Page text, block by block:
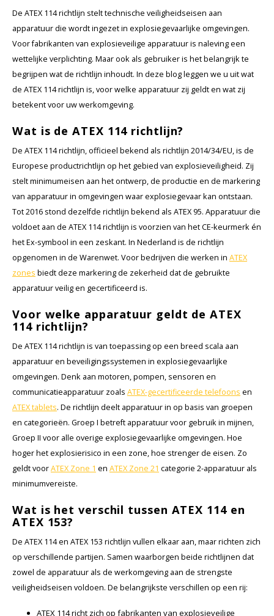
Cygnus
Getac
i.safe MOBILE
Jenson
KSE-lights
Nokia
Panasonic
Peli
Pelco
Pepperl + Fuchs
RealWear
Ruggear
Samsung
Accessoires & onderdelen
ATEX Werkverlichting
ATEX Fietsverlichting
Accessoires & onderdelen
Batterijen
De ATEX 114 richtlijn stelt technische veiligheidseisen aan
apparatuur die wordt ingezet in explosiegevaarlijke omgevingen.
Voor fabrikanten van explosieveilige apparatuur is naleving een
wettelijke verplichting. Maar ook als gebruiker is het belangrijk te
begrijpen wat de richtlijn inhoudt. In deze blog leggen we u uit wat
de ATEX 114 richtlijn is, voor welke apparatuur zij geldt en wat zij
betekent voor uw werkomgeving.
Wat is de ATEX 114 richtlijn?
De ATEX 114 richtlijn, officieel bekend als richtlijn 2014/34/EU, is de
Europese productrichtlijn op het gebied van explosieveiligheid. Zij
stelt minimumeisen aan het ontwerp, de productie en de markering
van apparatuur in omgevingen waar explosiegevaar kan ontstaan.
Tot 2016 stond dezelfde richtlijn bekend als ATEX 95. Apparatuur die
voldoet aan de ATEX 114 richtlijn is voorzien van het CE-keurmerk én
het Ex-symbool in een zeskant. In Nederland is de richtlijn
opgenomen in de Warenwet. Voor bedrijven die werken in ATEX
zones biedt deze markering de zekerheid dat de gebruikte
apparatuur veilig en gecertificeerd is.
Voor welke apparatuur geldt de ATEX
114 richtlijn?
De ATEX 114 richtlijn is van toepassing op een breed scala aan
apparatuur en beveiligingssystemen in explosiegevaarlijke
omgevingen. Denk aan motoren, pompen, sensoren en
communicatieapparatuur zoals ATEX-gecertificeerde telefoons en
ATEX tablets. De richtlijn deelt apparatuur in op basis van groepen
en categorieën. Groep I betreft apparatuur voor gebruik in mijnen,
Groep II voor alle overige explosiegevaarlijke omgevingen. Hoe
hoger het explosierisico in een zone, hoe strenger de eisen. Zo
geldt voorATEX Zone 1 en ATEX Zone 21 categorie 2-apparatuur als
minimumvereiste.
Wat is het verschil tussen ATEX 114 en
ATEX 153?
De ATEX 114 en ATEX 153 richtlijn vullen elkaar aan, maar richten zich
op verschillende partijen. Samen waarborgen beide richtlijnen dat
zowel de apparatuur als de werkomgeving aan de strengste
veiligheidseisen voldoen. De belangrijkste verschillen op een rij:
ATEX 114 richt zich op fabrikanten van explosieveilige